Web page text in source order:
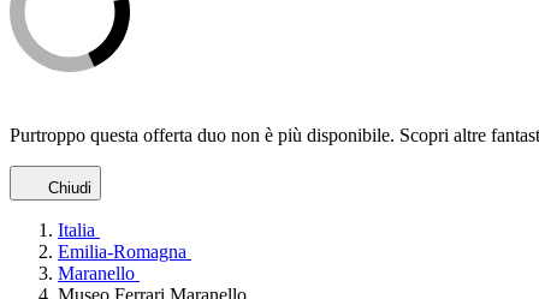
Purtroppo questa offerta duo non è più disponibile. Scopri altre
Chiudi
Italia
Emilia-Romagna
Maranello
Museo Ferrari Maranello